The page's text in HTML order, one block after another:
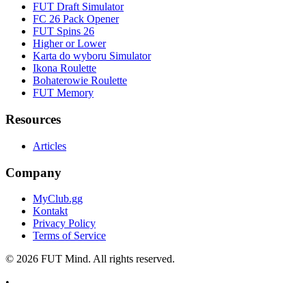
FUT Draft Simulator
FC 26 Pack Opener
FUT Spins 26
Higher or Lower
Karta do wyboru Simulator
Ikona Roulette
Bohaterowie Roulette
FUT Memory
Resources
Articles
Company
MyClub.gg
Kontakt
Privacy Policy
Terms of Service
© 2026 FUT Mind. All rights reserved.